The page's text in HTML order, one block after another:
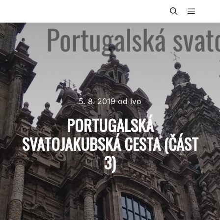
5. 8. 2019odIvo
PORTUGALSKÁ
SVATOJAKUBSKÁ CESTA (ČÁST
3)